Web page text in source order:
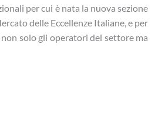
per cui è nata la nuova sezione
delle Eccellenze Italiane, e per
solo gli operatori del settore ma